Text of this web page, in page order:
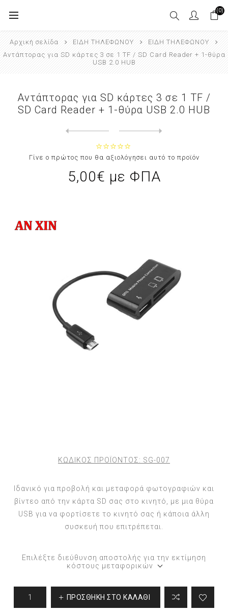
(0)
Αρχική σελίδα ΕΙΔΗ ΤΗΛΕΦΩΝΟΥ
ΕΙΔΗ ΤΗΛΕΦΩΝΟΥ
Αντάπτορας για SD κάρτες 3 σε 1 TF / SD Card Reader + 1-θύρα
USB 2.0 HUB
Αντάπτορας για SD κάρτες 3 σε 1 TF /
SD Card Reader + 1-θύρα USB 2.0 HUB
Γίνε ο πρώτος που θα αξιολόγησει αυτό το προϊόν
5,00€ με ΦΠΑ
ΚΩΔΙΚΟΣ ΠΡΟΪΟΝΤΟΣ: SG-007
Ιδανικό για προβολή και μεταφορά φωτογραφιών και
βίντεο από την κάρτα SD σας στο κινητό, με μια θύρα
USB για να φορτίσετε το κινητό σας ή κάποια άλλη
συσκευή που επιτρέπεται.
Επιλέξτε διεύθυνση αποστολής για την εκτίμηση
κόστους μεταφορικών
ΠΡΟΣΘΉΚΗ ΣΤΟ ΚΑΛΆΘΙ